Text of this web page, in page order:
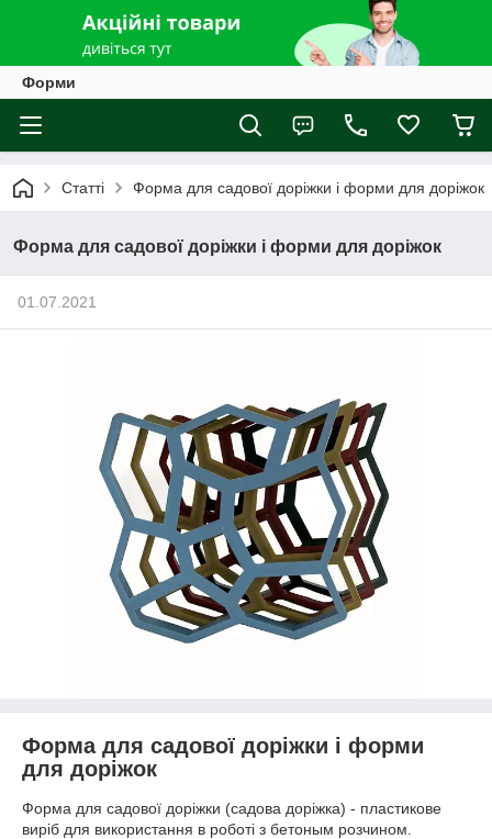
Форми
Статті Форма для садової доріжки і форми для доріжок
Форма для садової доріжки і форми для доріжок
01.07.2021
Форма для садової доріжки і форми
для доріжок
Форма для садової доріжки (садова доріжка) - пластикове
виріб для використання в роботі з бетоным розчином.